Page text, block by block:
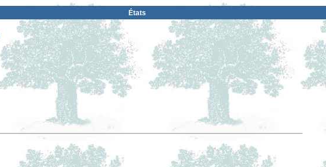
États